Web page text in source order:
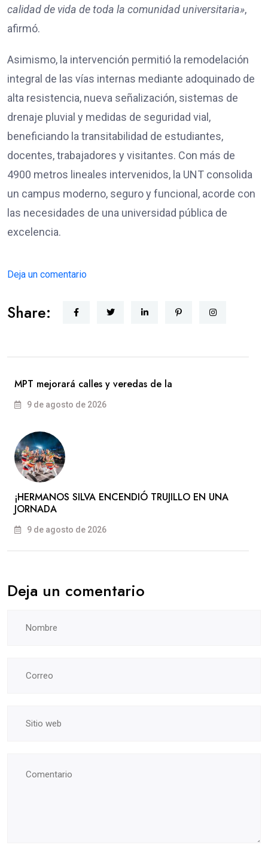
calidad de vida de toda la comunidad universitaria»,
afirmó.
Asimismo, la intervención permitió la remodelación
integral de las vías internas mediante adoquinado de
alta resistencia, nueva señalización, sistemas de
drenaje pluvial y medidas de seguridad vial,
beneficiando la transitabilidad de estudiantes,
docentes, trabajadores y visitantes. Con más de
4900 metros lineales intervenidos, la UNT consolida
un campus moderno, seguro y funcional, acorde con
las necesidades de una universidad pública de
excelencia.
Deja un comentario
Share:
MPT mejorará calles y veredas de la
9 de agosto de 2026
​¡HERMANOS SILVA ENCENDIÓ TRUJILLO EN UNA
JORNADA
9 de agosto de 2026
Deja un comentario